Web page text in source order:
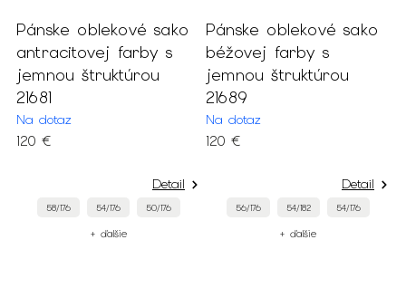
Pánske oblekové sako
antracitovej farby s
jemnou štruktúrou
21681
Na dotaz
120 €
Detail
58/176 54/176 50/176
+ ďalšie
Pánske oblekové sako
béžovej farby s
jemnou štruktúrou
21689
Na dotaz
120 €
Detail
56/176 54/182 54/176
+ ďalšie